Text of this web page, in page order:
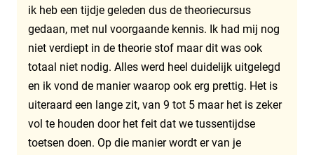
ik heb een tijdje geleden dus de theoriecursus
gedaan, met nul voorgaande kennis. Ik had mij nog
niet verdiept in de theorie stof maar dit was ook
totaal niet nodig. Alles werd heel duidelijk uitgelegd
en ik vond de manier waarop ook erg prettig. Het is
uiteraard een lange zit, van 9 tot 5 maar het is zeker
vol te houden door het feit dat we tussentijdse
toetsen doen. Op die manier wordt er van je